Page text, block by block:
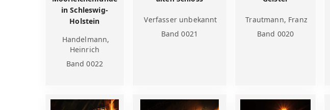
in Schleswig-
Holstein
Handelmann,
Heinrich
Band 0022
Verfasser unbekannt
Band 0021
Trautmann, Franz
Band 0020